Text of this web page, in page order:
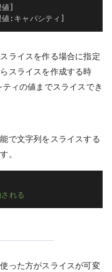
値
値: キャパシティ
ライスを作る場合に指定
スライスを作成する時
ィの値までスライスでき
で文字列をスライスする
。
れる
った方がスライスが可変